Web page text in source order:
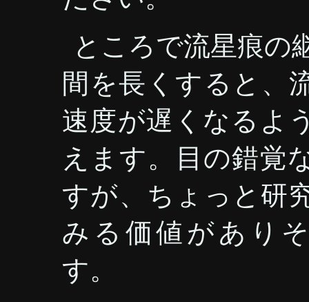
ところで流星痕の
間を長くすると、
速度が遅くなるよ
えます。目の錯覚
すが、ちょっと研
みる価値があり
す。